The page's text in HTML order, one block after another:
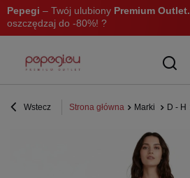
Pepegi – Twój ulubiony Premium Outlet.
oszczędzaj do -80%! ?
Wstecz Strona główna Marki D - H